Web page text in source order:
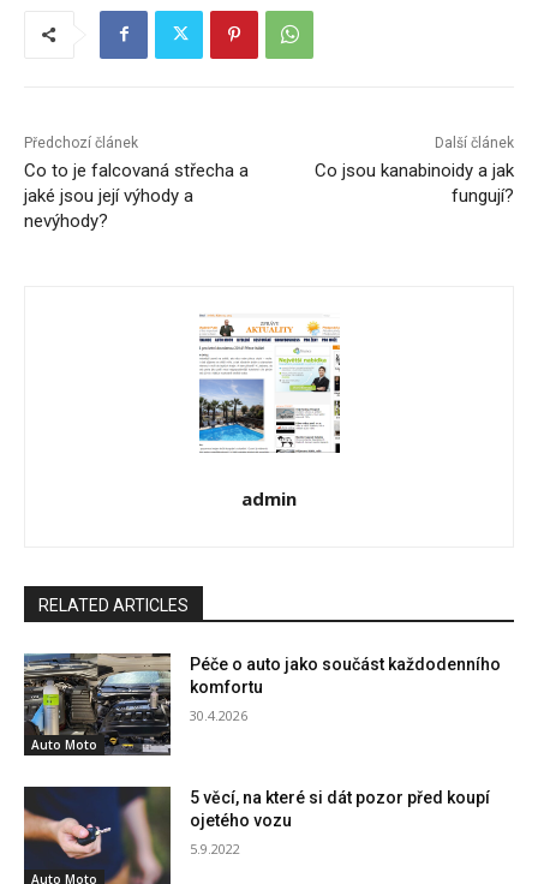
Předchozí článek
Co to je falcovaná střecha a
jaké jsou její výhody a
nevýhody?
Další článek
Co jsou kanabinoidy a jak
fungují?
admin
RELATED ARTICLES
Auto Moto
Péče o auto jako součást každodenního
komfortu
30.4.2026
Auto Moto
5 věcí, na které si dát pozor před koupí
ojetého vozu
5.9.2022